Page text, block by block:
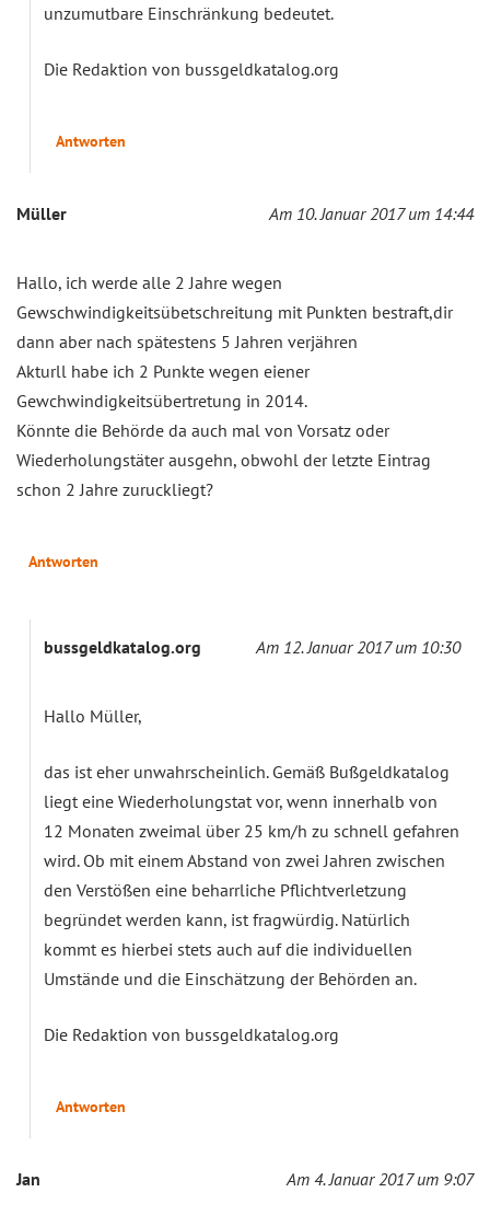
unzumutbare Einschränkung bedeutet.
Die Redaktion von bussgeldkatalog.org
Antworten
Müller Am 10. Januar 2017 um 14:44
Hallo, ich werde alle 2 Jahre wegen
Gewschwindigkeitsübetschreitung mit Punkten bestraft,dir
dann aber nach spätestens 5 Jahren verjähren
Akturll habe ich 2 Punkte wegen eiener
Gewchwindigkeitsübertretung in 2014.
Könnte die Behörde da auch mal von Vorsatz oder
Wiederholungstäter ausgehn, obwohl der letzte Eintrag
schon 2 Jahre zuruckliegt?
Antworten
bussgeldkatalog.org Am 12. Januar 2017 um 10:30
Hallo Müller,
das ist eher unwahrscheinlich. Gemäß Bußgeldkatalog
liegt eine Wiederholungstat vor, wenn innerhalb von
12 Monaten zweimal über 25 km/h zu schnell gefahren
wird. Ob mit einem Abstand von zwei Jahren zwischen
den Verstößen eine beharrliche Pflichtverletzung
begründet werden kann, ist fragwürdig. Natürlich
kommt es hierbei stets auch auf die individuellen
Umstände und die Einschätzung der Behörden an.
Die Redaktion von bussgeldkatalog.org
Antworten
Jan Am 4. Januar 2017 um 9:07